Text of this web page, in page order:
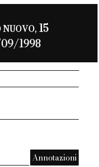
15
1998
Annotazioni